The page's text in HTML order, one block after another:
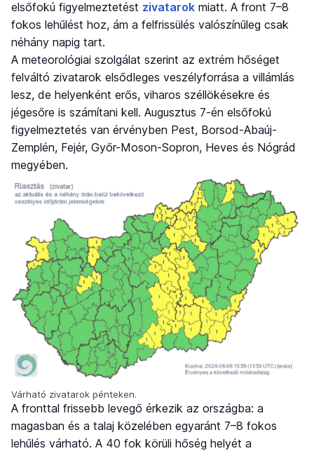
elsőfokú figyelmeztetést zivatarok miatt. A front 7–8
fokos lehűlést hoz, ám a felfrissülés valószínűleg csak
néhány napig tart.
A meteorológiai szolgálat szerint az extrém hőséget
felváltó zivatarok elsődleges veszélyforrása a villámlás
lesz, de helyenként erős, viharos széllökésekre és
jégesőre is számítani kell. Augusztus 7-én elsőfokú
figyelmeztetés van érvényben Pest, Borsod-Abaúj-
Zemplén, Fejér, Győr-Moson-Sopron, Heves és Nógrád
megyében.
Várható zivatarok pénteken.
A fronttal frissebb levegő érkezik az országba: a
magasban és a talaj közelében egyaránt 7–8 fokos
lehűlés várható. A 40 fok körüli hőség helyét a